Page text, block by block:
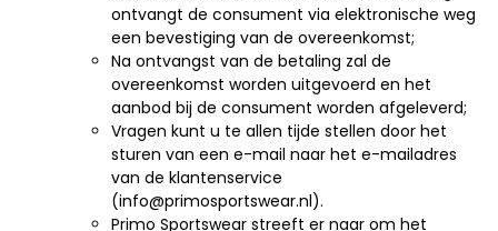
ontvangt de consument via elektronische weg
een bevestiging van de overeenkomst;
Na ontvangst van de betaling zal de
overeenkomst worden uitgevoerd en het
aanbod bij de consument worden afgeleverd;
Vragen kunt u te allen tijde stellen door het
sturen van een e-mail naar het e-mailadres
van de klantenservice
(info@primosportswear.nl).
Primo Sportswear streeft er naar om het